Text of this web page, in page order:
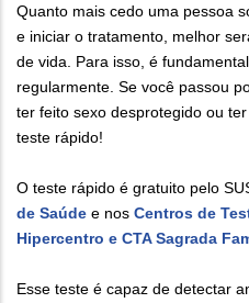
Quanto mais cedo uma pessoa
e iniciar o tratamento, melhor
de vida. Para isso, é
regularmente. Se você passou
ter feito sexo desprotegido ou
teste rápido!
O teste rápido é gratuito pelo
de Saúde e nos Centros de
Hipercentro e CTA Sagrada
Esse teste é capaz de detectar